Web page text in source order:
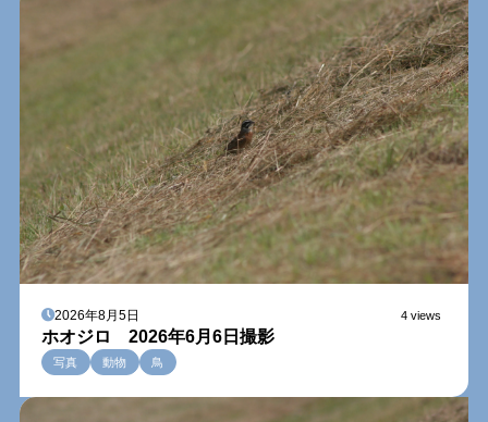
2026年8月5日 4 views
ホオジロ 2026年6月6日撮影
写真 動物 鳥